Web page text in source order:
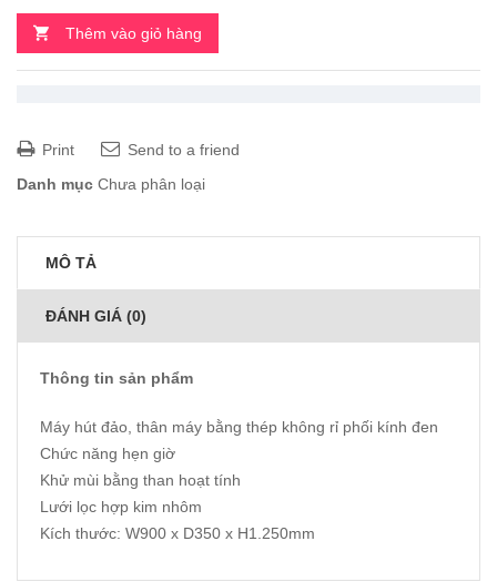
Thêm vào giỏ hàng
Print
Send to a friend
Danh mục Chưa phân loại
MÔ TẢ
ĐÁNH GIÁ (0)
Thông tin sản phẩm
Máy hút đảo, thân máy bằng thép không rỉ phối kính đen
Chức năng hẹn giờ
Khử mùi bằng than hoạt tính
Lưới lọc hợp kim nhôm
Kích thước: W900 x D350 x H1.250mm